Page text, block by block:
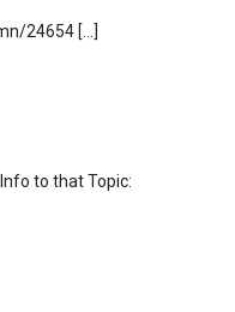
24654 […]
to that Topic: